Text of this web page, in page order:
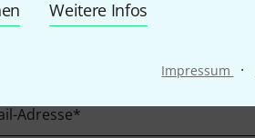
Weitere Infos
Impressum ·
Adresse*